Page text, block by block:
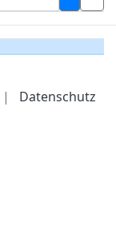
| Datenschutz